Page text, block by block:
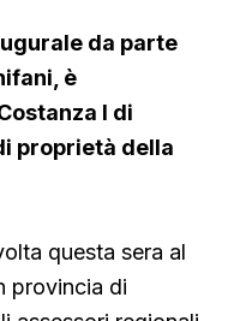
da parte
è
I di
proprietà della
questa sera al
provincia di